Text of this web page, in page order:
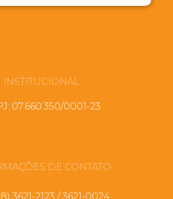
INSTITUCIONAL
07.660.350/0001-23
DE CONTATO
3621-2123 / 3621-0024